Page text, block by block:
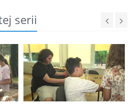
serii